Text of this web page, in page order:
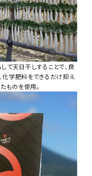
て天日干しすることで、良
化学肥料をできるだけ抑え
ものを使用。